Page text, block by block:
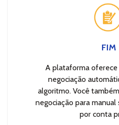
FIM
A plataforma oferece
negociação
algoritmo. Você
negociação para
por conta